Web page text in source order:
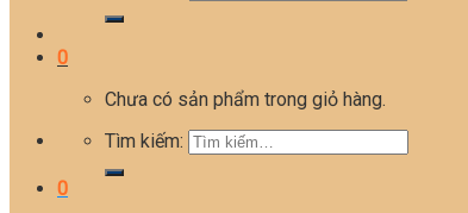
0
Chưa có sản phẩm trong giỏ hàng.
Tìm kiếm:
0